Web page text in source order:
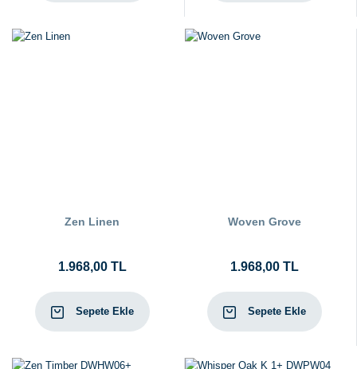
Zen Linen
1.968,00 TL
Sepete Ekle
Woven Grove
1.968,00 TL
Sepete Ekle